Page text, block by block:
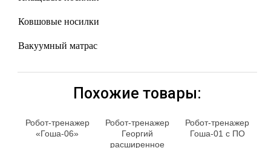
Ковшовые носилки
Вакуумный матрас
Похожие товары:
Робот-тренажер
«Гоша-06»
Робот-тренажер
Георгий
расширенное
Робот-тренажер
Гоша-01 с ПО